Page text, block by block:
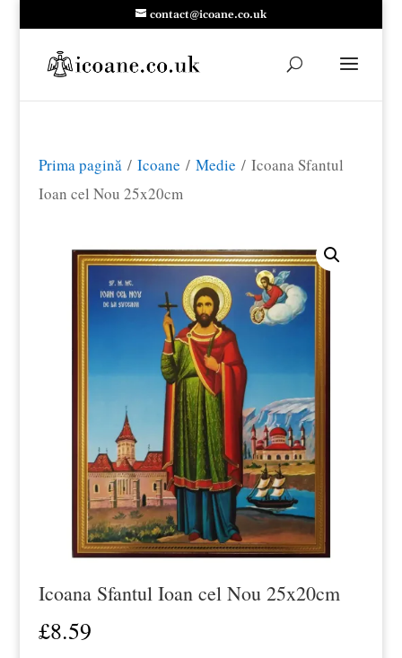
contact@icoane.co.uk
Prima pagină/ Icoane / Medie / Icoana Sfantul
Ioan cel Nou 25x20cm
Icoana Sfantul Ioan cel Nou 25x20cm
£8.59